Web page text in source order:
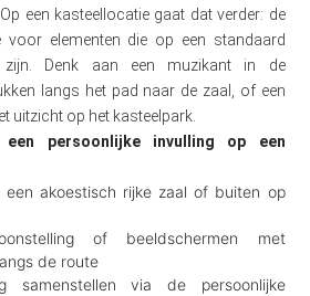
een kasteellocatie gaat dat verder: de
voor elementen die op een standaard
zijn. Denk aan een muzikant in de
langs het pad naar de zaal, of een
uitzicht op het kasteelpark.
een persoonlijke invulling op een
een akoestisch rijke zaal of buiten op
of beeldschermen met
de route
samenstellen via de persoonlijke